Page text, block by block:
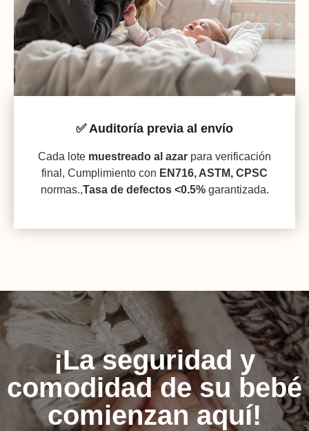
✅ Auditoría previa al envío
Cada lote muestreado al azar para verificación
final, Cumplimiento con EN716, ASTM, CPSC
normas.,Tasa de defectos <0.5%garantizada.
¡La seguridad y
comodidad de su bebé
comienzan aquí!